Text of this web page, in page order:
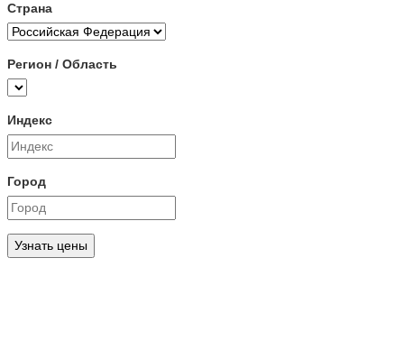
Страна
Регион / Область
Индекс
Город
Узнать цены